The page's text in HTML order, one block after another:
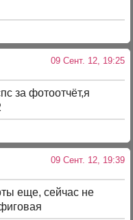
09 Сент. 12, 19:25
за фотоотчёт,я
09 Сент. 12, 19:39
еще, сейчас не